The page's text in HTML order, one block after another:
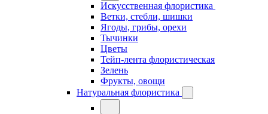
Искусственная флористика
Ветки, стебли, шишки
Ягоды, грибы, орехи
Тычинки
Цветы
Тейп-лента флористическая
Зелень
Фрукты, овощи
Натуральная флористика